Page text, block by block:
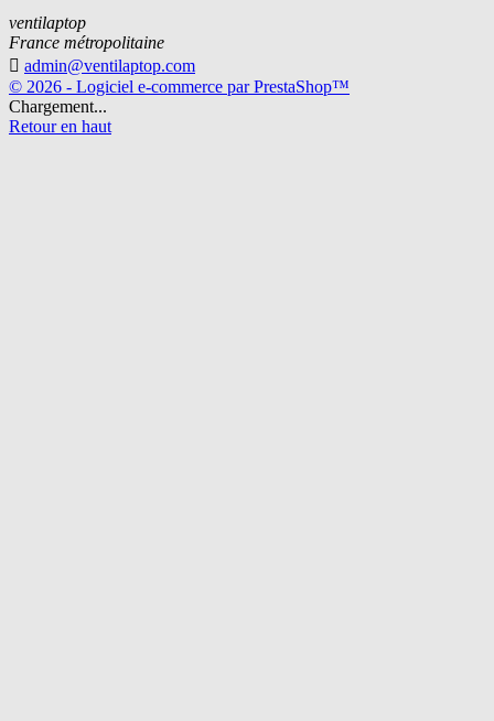
ventilaptop
France métropolitaine
 admin@ventilaptop.com
© 2026 - Logiciel e-commerce par PrestaShop™
Chargement...
Retour en haut